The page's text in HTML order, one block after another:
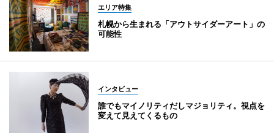
エリア特集
札幌から生まれる「アウトサイダーアート」の
可能性
インタビュー
誰でもマイノリティだしマジョリティ。視点を
変えて見えてくるもの